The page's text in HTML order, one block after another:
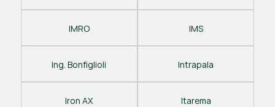
IMRO IMS
Ing. Bonfiglioli Intrapala
Iron AX Itarema